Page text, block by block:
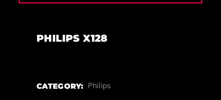
PHILIPS X128
CATEGORY: Philips